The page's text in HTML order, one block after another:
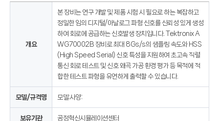
개요
본 장비는 연구 개발 및 제품 시험 시 필요로 하는 복잡하고
정밀한 임의 디지털/아날로그 파형 신호를 신뢰성 있게 생성
하여 회로에 공급하는 신호발생 장치입니다. Tektronix A
WG70002B 장비로 최대 8Gs/s의 샘플링 속도와 HSS
(High Speed Serial) 신호 특성을 지원하여 초고속 직렬
통신 회로 테스트 및 신호 왜곡 가공 환경 평가 등 목적에 적
합한 테스트 파형을 유연하게 출력할 수 있습니다.
모델/규격명 모델:사양:
보유기관 공정혁신시뮬레이션센터